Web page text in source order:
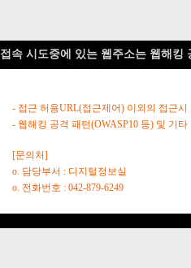
접속 시도중에 있는 웹주소는 웹해킹
- 접근 허용URL(접근제어) 이외의 접근시
- 웹해킹 공격 패턴(OWASP10 등) 및 기
[문의처]
o. 담당부서 : 디지털정보실
o. 전화번호 : 042-879-6249